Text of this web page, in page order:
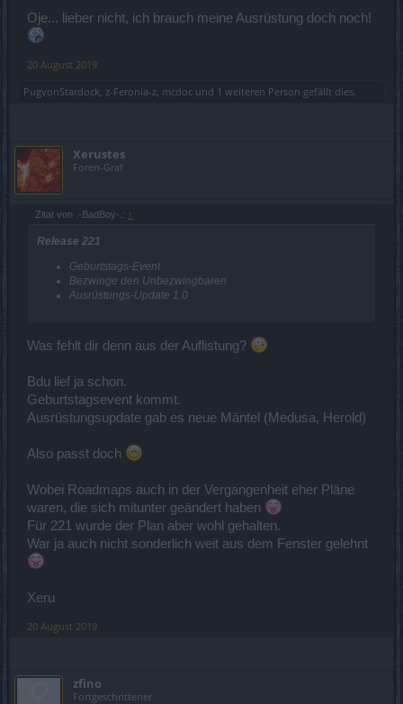
Oje... lieber nicht, ich brauch meine Ausrüstung doch noch!
20 August 2019
PugvonStardock, z-Feronia-z, mcdoc und 1 weiteren Person gefällt dies.
Xerustes
Foren-Graf
Zitat von .-BadBoy-.: ↑
Release 221
Geburtstags-Event
Bezwinge den Unbezwingbaren
Ausrüstungs-Update 1.0
Was fehlt dir denn aus der Auflistung?
Bdu lief ja schon.
Geburtstagsevent kommt.
Ausrüstungsupdate gab es neue Mäntel (Medusa, Herold)
Also passt doch
Wobei Roadmaps auch in der Vergangenheit eher Pläne
waren, die sich mitunter geändert haben
Für 221 wurde der Plan aber wohl gehalten.
War ja auch nicht sonderlich weit aus dem Fenster gelehnt
Xeru
20 August 2019
zfino
Fortgeschrittener